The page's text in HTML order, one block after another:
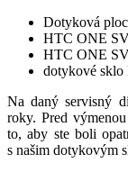
Dotyková
HTC ONE
HTC ONE
dotykové
Na daný servisný
roky. Pred
to, aby ste boli
s našim dotykovým